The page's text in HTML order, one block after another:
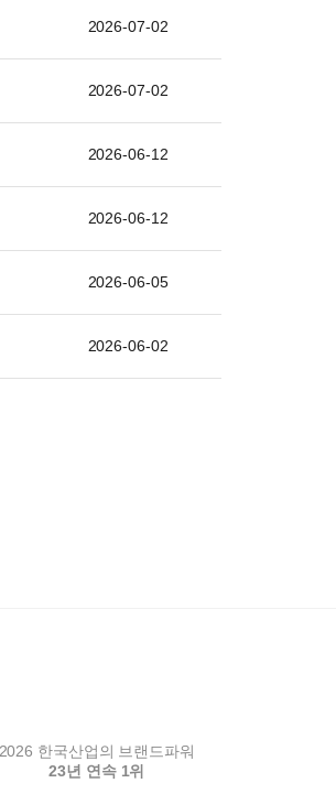
2026-07-02
2026-07-02
2026-06-12
2026-06-12
2026-06-05
2026-06-02
한국산업의 브랜드파워
23년 연속 1위